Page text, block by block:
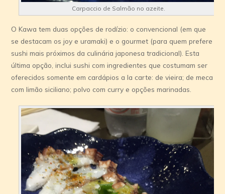
Carpaccio de Salmão no azeite.
O Kawa tem duas opções de rodízio: o convencional (em que
se destacam os joy e uramaki) e o gourmet (para quem prefere
sushi mais próximos da culinária japonesa tradicional). Esta
última opção, inclui sushi com ingredientes que costumam ser
oferecidos somente em cardápios a la carte: de vieira; de meca
com limão siciliano; polvo com curry e opções marinadas.